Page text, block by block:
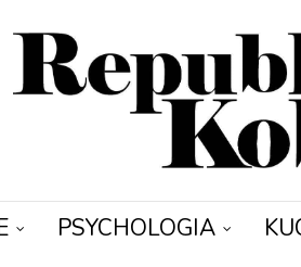
PSYCHOLOGIA